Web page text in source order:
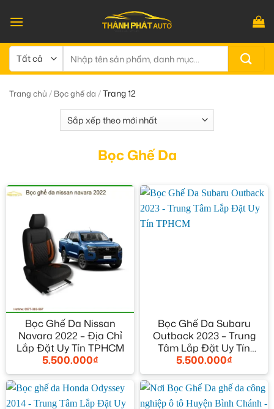
qua
dung
kiếm:
Trang chủ / Bọc ghế da /Trang 12
Bọc Ghế Da
Bọc Ghế Da Nissan
Navara 2022 – Địa Chỉ
Lắp Đặt Uy Tín TPHCM
5.500.000₫
Bọc Ghế Da Subaru
Outback 2023 – Trung
Tâm Lắp Đặt Uy Tín
TPHCM
5.500.000₫